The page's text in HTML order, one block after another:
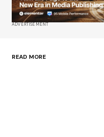
Tu correo electrónico*
haga un comentario.
ADVERTISEMENT
READ MORE